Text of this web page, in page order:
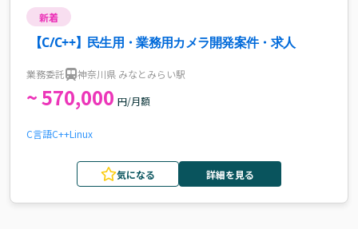
新着
【C/C++】民生用・業務用カメラ開発案件・求人
業務委託 神奈川県 みなとみらい駅
~ 570,000 円/月額
C言語C++Linux
気になる 詳細を見る